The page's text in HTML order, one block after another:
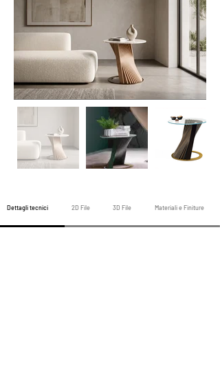
Dettagli tecnici 2D File 3D File Materiali e Finiture